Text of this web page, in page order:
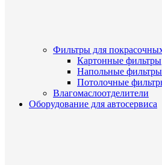
Фильтры для
Картонные фильтры
Напольные фильтры
Потолочные
Влагомаслоотделители
Оборудование для автосервиса